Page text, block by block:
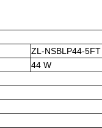
ZL-NSBLP44-5FT
44 W